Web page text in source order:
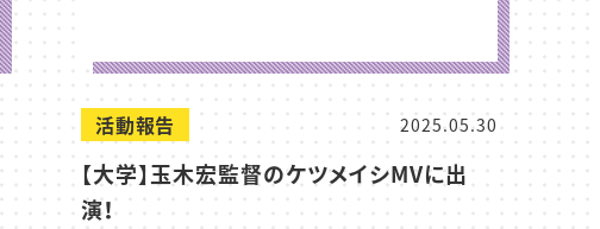
活動報告 2025.05.30
【大学】玉木宏監督のケツメイシMVに出
演！